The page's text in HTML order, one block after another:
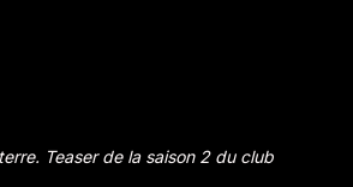
Teaser de la saison 2 du club